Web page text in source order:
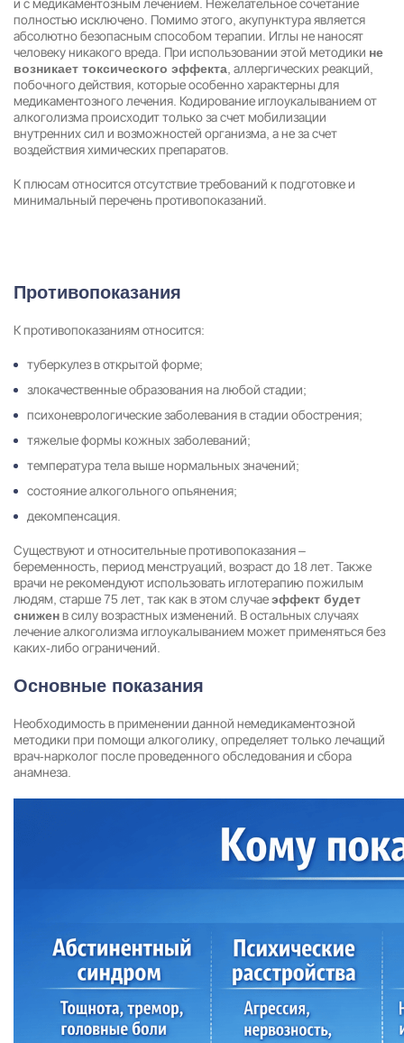
и с медикаментозным лечением. Нежелательное сочетание
полностью исключено. Помимо этого, акупунктура является
абсолютно безопасным способом терапии. Иглы не наносят
человеку никакого вреда. При использовании этой методики не
возникает токсического эффекта , аллергических реакций,
побочного действия, которые особенно характерны для
медикаментозного лечения. Кодирование иглоукалыванием от
алкоголизма происходит только за счет мобилизации
внутренних сил и возможностей организма, а не за счет
воздействия химических препаратов.
К плюсам относится отсутствие требований к подготовке и
минимальный перечень противопоказаний.
Противопоказания
К противопоказаниям относится:
туберкулез в открытой форме;
злокачественные образования на любой стадии;
психоневрологические заболевания в стадии обострения;
тяжелые формы кожных заболеваний;
температура тела выше нормальных значений;
состояние алкогольного опьянения;
декомпенсация.
Существуют и относительные противопоказания –
беременность, период менструаций, возраст до 18 лет. Также
врачи не рекомендуют использовать иглотерапию пожилым
людям, старше 75 лет, так как в этом случаеэффект будет
сниженв силу возрастных изменений. В остальных случаях
лечение алкоголизма иглоукалыванием может применяться без
каких-либо ограничений.
Основные показания
Необходимость в применении данной немедикаментозной
методики при помощи алкоголику, определяет только лечащий
врач-нарколог после проведенного обследования и сбора
анамнеза.
Нажимая кнопку я соглашаюсь сполитикой конфиденциальностии
пользовательским соглашением
Вызвать специалиста
Результаты поиска (0)
Нажимая кнопку я соглашаюсь с политикой конфиденциальности
пользовательским соглашением